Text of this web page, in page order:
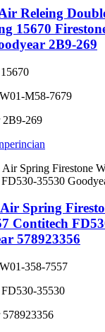
Releing
15670
2B9-269
M58-7679
2B9-269
perincian
Spring
Contitech
578923356
358-7557
35530
578923356